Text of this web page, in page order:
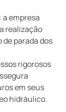
a empresa
realização
parada dos
rigorosos
em seus
hidráulico.